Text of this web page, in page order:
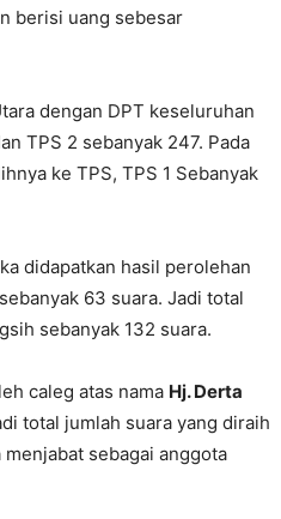
berisi uang sebesar
dengan DPT keseluruhan
TPS 2 sebanyak 247. Pada
ke TPS, TPS 1 Sebanyak
didapatkan hasil perolehan
63 suara. Jadi total
sebanyak 132 suara.
caleg atas nama Hj. Derta
total jumlah suara yang diraih
menjabat sebagai anggota